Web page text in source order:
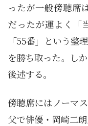
ったが一般傍聴席
だったが運よく「
「55番」という整
を勝ち取った。し
後述する。
傍聴席にはノーマ
父で俳優・岡崎二朗